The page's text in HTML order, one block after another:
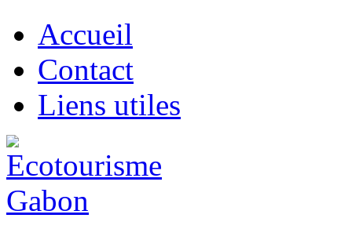
Accueil
Contact
Liens utiles